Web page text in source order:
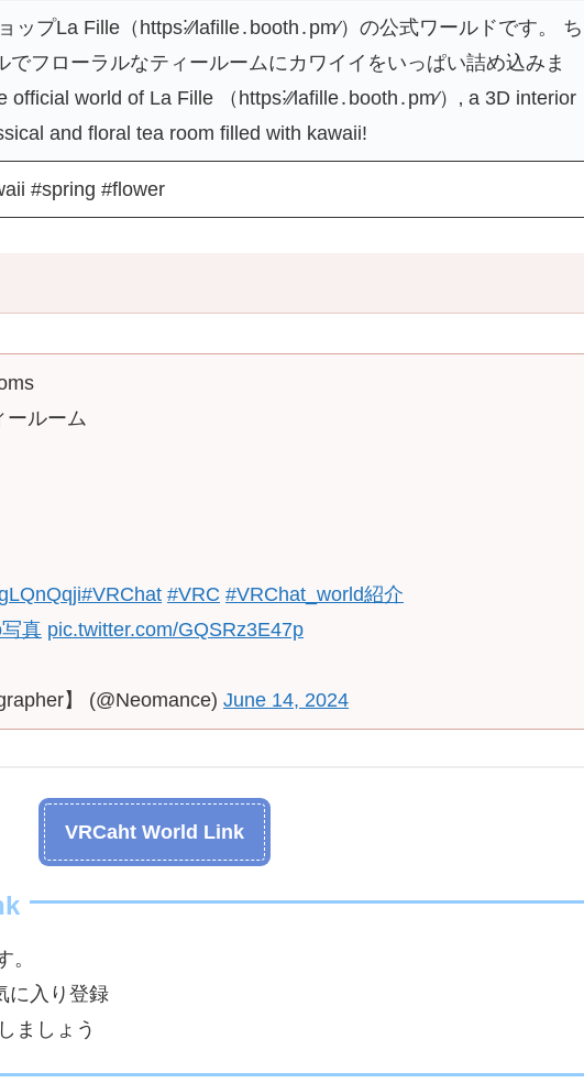
ップLa Fille（https˸⁄⁄lafille․booth․pm⁄）の公式ワールドです。 ち
でフローラルなティールームにカワイイをいっぱい詰め込みま
official world of La Fille （https˸⁄⁄lafille․booth․pm⁄）‚ a 3D interior
and floral tea room filled with kawaiiǃ
#spring #flower
ールーム
#VRChat #VRC #VRChat_world紹介
真 pic.twitter.com/GQSRz3E47p
】 (@Neomance) June 14, 2024
VRCaht World Link
。
に入り登録
ましょう